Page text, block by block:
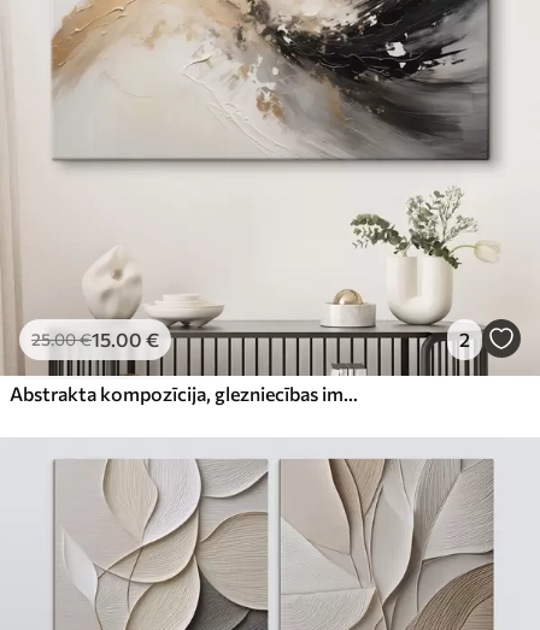
25.00€15.00 € 2
Abstrakta kompozīcija, glezniecības imitācija